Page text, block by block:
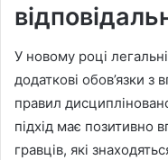
У новому році
додаткові обов’язки
правил
підхід має позитивно
гравців, які